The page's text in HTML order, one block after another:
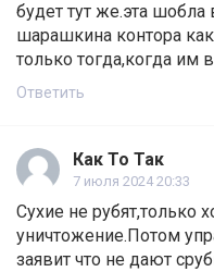
будет тут же.эта шобла
шарашкина контора
только тогда,когда им
Ответить
Как То Так
7 июля 2024 20:33
Сухие не рубят,только
уничтожение.Потом
заявит что не дают